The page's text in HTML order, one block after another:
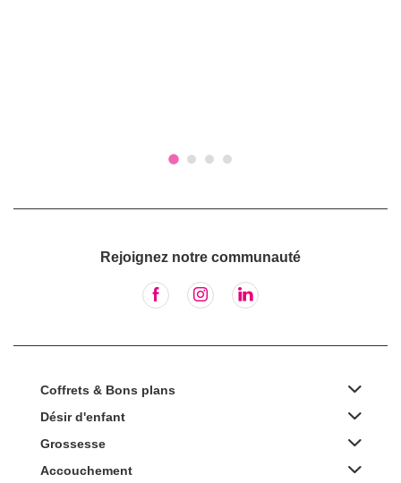
Rejoignez notre communauté
Coffrets & Bons plans
Désir d'enfant
Grossesse
Accouchement